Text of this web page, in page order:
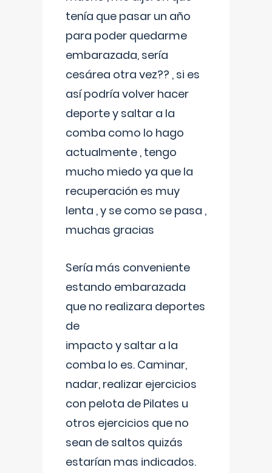
tenía que pasar un año
para poder quedarme
embarazada, sería
cesárea otra vez?? , si es
así podría volver hacer
deporte y saltar a la
comba como lo hago
actualmente , tengo
mucho miedo ya que la
recuperación es muy
lenta , y se como se pasa ,
muchas gracias
Sería más conveniente
estando embarazada
que no realizara deportes
de
impacto y saltar a la
comba lo es. Caminar,
nadar, realizar ejercicios
con pelota de Pilates u
otros ejercicios que no
sean de saltos quizás
estarían mas indicados.